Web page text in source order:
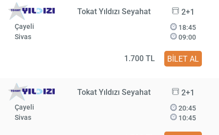
Tokat Yıldızı Seyahat 2+1
Çayeli
Sivas
18:45
09:00
1.700 TL BİLET AL
Tokat Yıldızı Seyahat 2+1
Çayeli
Sivas
20:45
10:45